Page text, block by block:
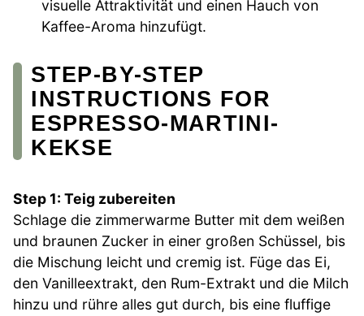
visuelle Attraktivität und einen Hauch von
Kaffee-Aroma hinzufügt.
STEP-BY-STEP
INSTRUCTIONS FOR
ESPRESSO-MARTINI-
KEKSE
Step 1: Teig zubereiten
Schlage die zimmerwarme Butter mit dem weißen
und braunen Zucker in einer großen Schüssel, bis
die Mischung leicht und cremig ist. Füge das Ei,
den Vanilleextrakt, den Rum-Extrakt und die Milch
hinzu und rühre alles gut durch, bis eine fluffige